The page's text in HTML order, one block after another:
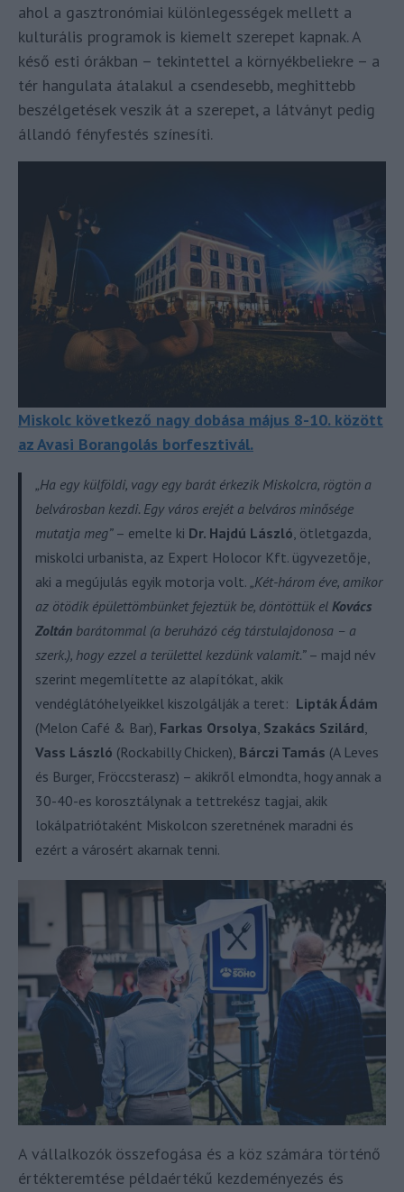
ahol a gasztronómiai különlegességek mellett a
kulturális programok is kiemelt szerepet kapnak. A
késő esti órákban – tekintettel a környékbeliekre – a
tér hangulata átalakul a csendesebb, meghittebb
beszélgetések veszik át a szerepet, a látványt pedig
állandó fényfestés színesíti.
Miskolc következő nagy dobása május 8-10. között
az Avasi Borangolás borfesztivál.
„Ha egy külföldi, vagy egy barát érkezik Miskolcra, rögtön a
belvárosban kezdi. Egy város erejét a belváros minősége
mutatja meg” – emelte ki Dr. Hajdú László , ötletgazda,
miskolci urbanista, az Expert Holocor Kft. ügyvezetője,
aki a megújulás egyik motorja volt. „Két-három éve, amikor
az ötödik épülettömbünket fejeztük be, döntöttük el Kovács
Zoltán barátommal (a beruházó cég társtulajdonosa – a
szerk.), hogy ezzel a területtel kezdünk valamit.”– majd név
szerint megemlítette az alapítókat, akik
vendéglátóhelyeikkel kiszolgálják a teret: Lipták Ádám
(Melon Café & Bar), Farkas Orsolya Szakács Szilárd
Vass László (Rockabilly Chicken), Bárczi Tamás (A Leves
és Burger, Fröccsterasz) – akikről elmondta, hogy annak a
30-40-es korosztálynak a tettrekész tagjai, akik
lokálpatriótaként Miskolcon szeretnének maradni és
ezért a városért akarnak tenni.
A vállalkozók összefogása és a köz számára történő
értékteremtése példaértékű kezdeményezés és